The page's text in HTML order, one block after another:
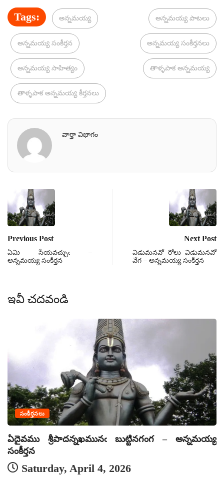
Tags: అన్నమయ్య అన్నమయ్య పాటలు
అన్నమయ్య సంకీర్తన అన్నమయ్య సంకీర్తనలు
అన్నమయ్య సాహిత్యం తాళ్ళపాక అన్నమయ్య
తాళ్ళపాక అన్నమయ్య కీర్తనలు
వార్తా విభాగం
Previous Post
ఏమి సేయవచ్చుఁ –
అన్నమయ్య సంకీర్తన
Next Post
విడుమనవో రోలు విడుమనవో
వేగ – అన్నమయ్య సంకీర్తన
ఇవీ చదవండి
సంకీర్తనలు
ఏదైవము శ్రీపాదన్నఖమునఁ బుట్టినగంగ – అన్నమయ్య
సంకీర్తన
Saturday, April 4, 2026